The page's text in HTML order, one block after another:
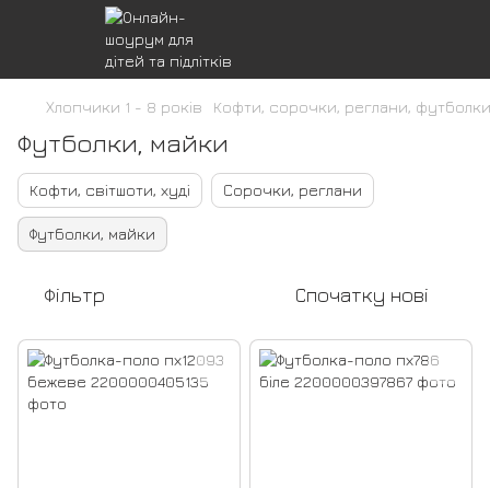
Хлопчики 1 - 8 років Кофти, сорочки, реглани, футболки
Футболки, майки
Кофти, світшоти, худі Сорочки, реглани
Футболки, майки
Фільтр Спочатку нові